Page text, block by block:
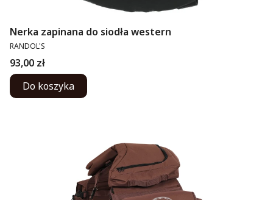
Nerka zapinana do siodła western
PRODUCENT
RANDOL'S
Cena
93,00 zł
Do koszyka